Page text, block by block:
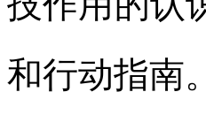
和行动指南。